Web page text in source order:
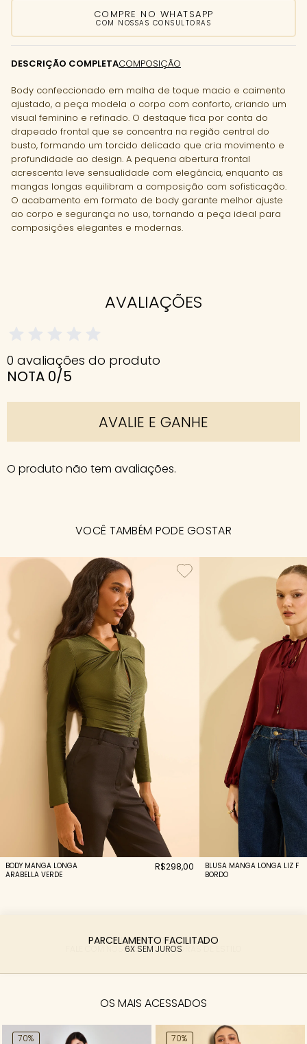
COMPRE NO WHATSAPP
COM NOSSAS CONSULTORAS
DESCRIÇÃO COMPLETACOMPOSIÇÃO
Body confeccionado em malha de toque macio e caimento
ajustado, a peça modela o corpo com conforto, criando um
visual feminino e refinado. O destaque fica por conta do
drapeado frontal que se concentra na região central do
busto, formando um torcido delicado que cria movimento e
profundidade ao design. A pequena abertura frontal
acrescenta leve sensualidade com elegância, enquanto as
mangas longas equilibram a composição com sofisticação.
O acabamento em formato de body garante melhor ajuste
ao corpo e segurança no uso, tornando a peça ideal para
composições elegantes e modernas.
AVALIAÇÕES
0 avaliações do produto
NOTA 0/5
AVALIE E GANHE
O produto não tem avaliações.
VOCÊ TAMBÉM PODE GOSTAR
BODY MANGA LONGA
ARABELLA VERDE
R$298,00
BLUSA MANGA LONGA LIZ F
BORDO
PARCELAMENTO FACILITADO
6X SEM JUROS
OS MAIS ACESSADOS
70% 70%